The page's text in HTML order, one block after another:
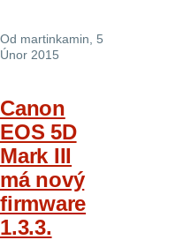
Od martinkamin , 5
Únor 2015
Canon
EOS 5D
Mark III
má nový
firmware
1.3.3.